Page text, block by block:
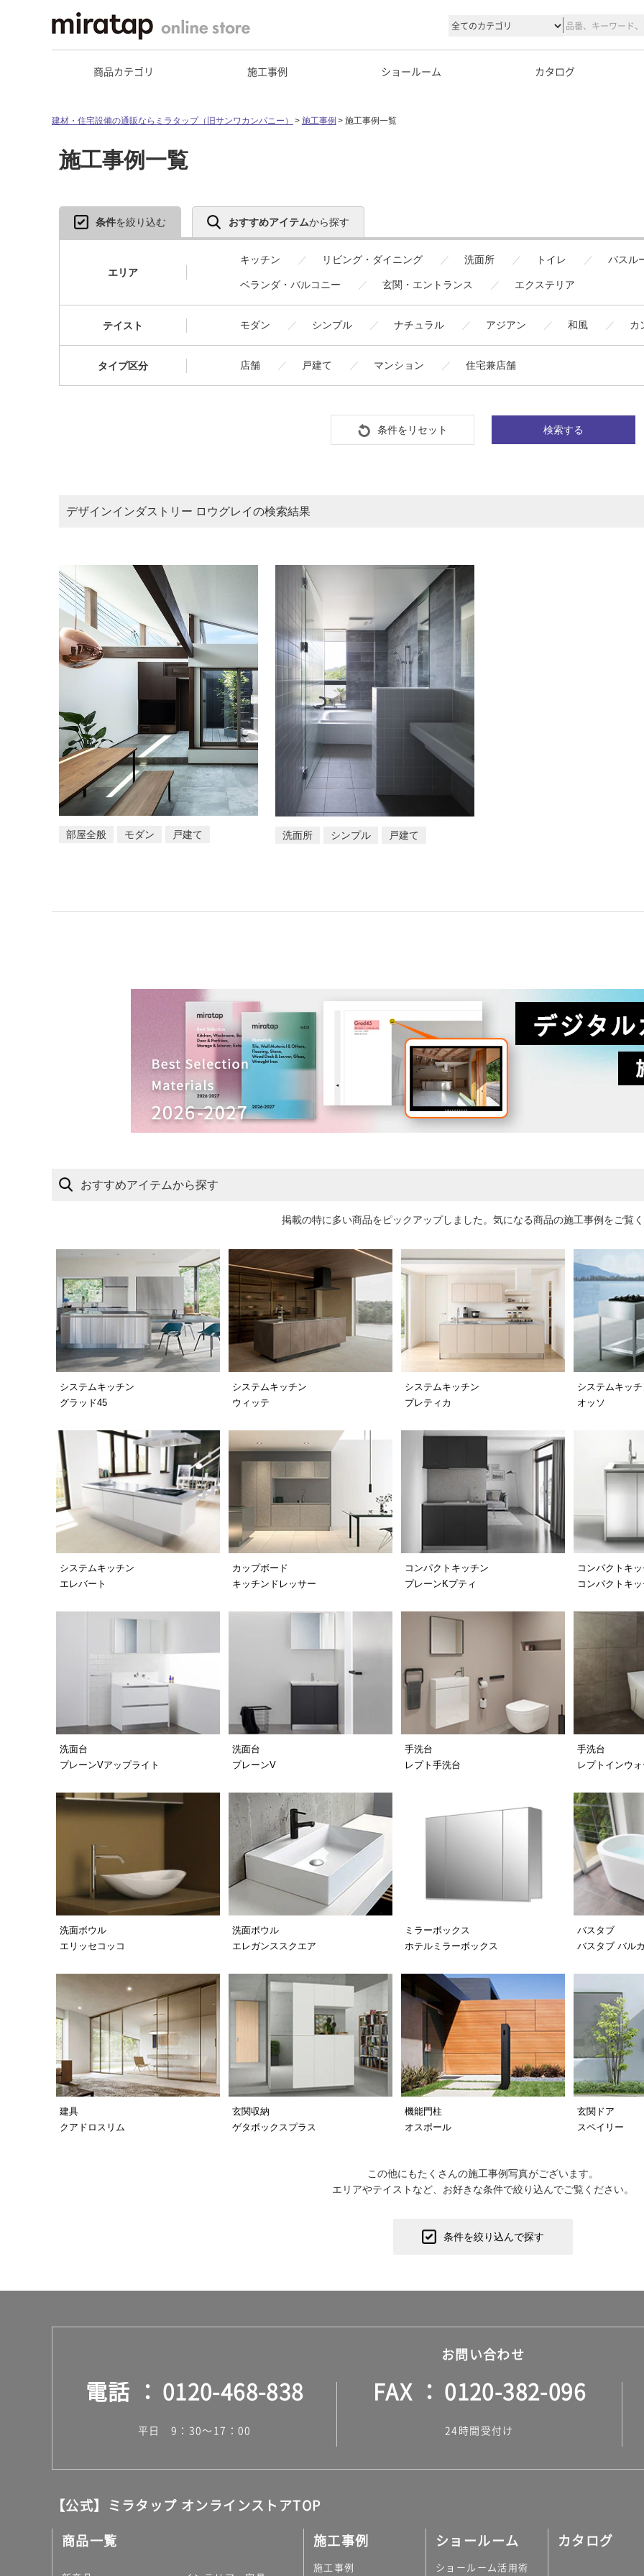
商品カテゴリ 施工事例 ショールーム カタログ
建材・住宅設備の通販ならミラタップ（旧サンワカンパニー） 施工事例 施工事例一覧
施工事例一覧
条件を絞り込む おすすめアイテムから探す
エリア
キッチン リビング・ダイニング 洗面所 トイレ バスル
ベランダ・バルコニー 玄関・エントランス エクステリア
テイスト モダン シンプル ナチュラル アジアン 和風 カ
タイプ区分 店舗 戸建て マンション 住宅兼店舗
条件をリセット 検索する
デザインインダストリー ロウグレイの検索結果
部屋全般 モダン 戸建て 洗面所 シンプル 戸建て
おすすめアイテムから探す
掲載の特に多い商品をピックアップしました。気になる商品の施工事例をご覧
システムキッチン
グラッド45
システムキッチン
ウィッテ
システムキッチン
プレティカ
システムキッ
オッソ
システムキッチン
エレバート
カップボード
キッチンドレッサー
コンパクトキッチン
プレーンKプティ
コンパクトキ
コンパクトキ
洗面台
プレーンVアップライト
洗面台
プレーンV
手洗台
レプト手洗台
手洗台
レプトインウ
洗面ボウル
エリッセコッコ
洗面ボウル
エレガンススクエア
ミラーボックス
ホテルミラーボックス
バスタブ
バスタブ バル
建具
クアドロスリム
玄関収納
ゲタボックスプラス
機能門柱
オスポール
玄関ドア
スペイリー
この他にもたくさんの施工事例写真がございます。
エリアやテイストなど、お好きな条件で絞り込んでご覧ください。
条件を絞り込んで探す
お問い合わせ
電話 0120-468-838
平日 9：30～17：00
FAX 0120-382-096
24時間受付け
【公式】ミラタップ オンラインストアTOP
商品一覧
施工事例
施工事例
ショールーム
ショールーム活用術
カタログ